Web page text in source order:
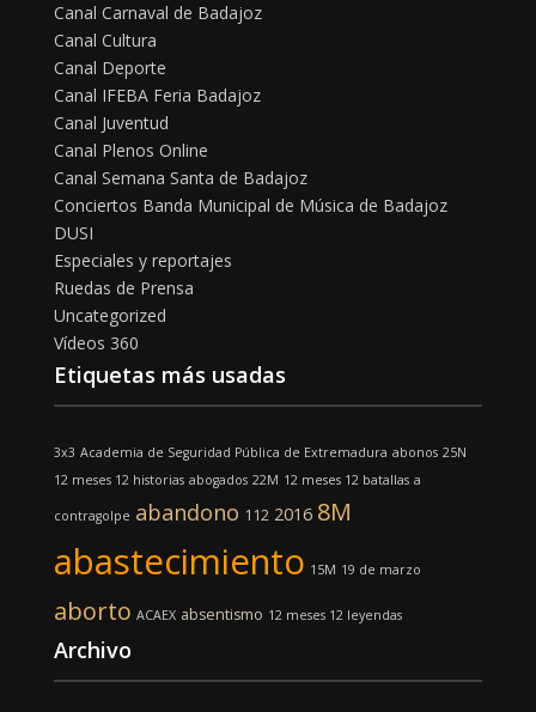
Canal Carnaval de Badajoz
Canal Cultura
Canal Deporte
Canal IFEBA Feria Badajoz
Canal Juventud
Canal Plenos Online
Canal Semana Santa de Badajoz
Conciertos Banda Municipal de Música de Badajoz
DUSI
Especiales y reportajes
Ruedas de Prensa
Uncategorized
Vídeos 360
Etiquetas más usadas
3x3 Academia de Seguridad Pública de Extremadura abonos 25N
12 meses 12 historias abogados 22M 12 meses 12 batallas a
contragolpe abandono 112 2016 8M
abastecimiento 15M 19 de marzo
aborto ACAEX absentismo 12 meses 12 leyendas
Archivo